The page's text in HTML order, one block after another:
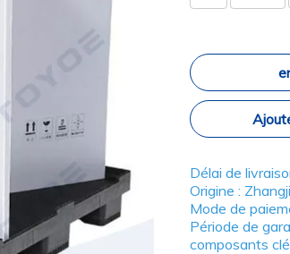
Délai de
Origine :
Mode de
Période de
composants